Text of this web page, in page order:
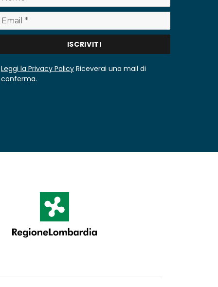
Leggi la Privacy PolicyRiceverai una mail di
conferma.